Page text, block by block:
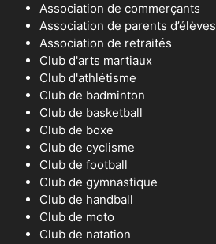
Association de commerçants
Association de parents d’élèves
Association de retraités
Club d'arts martiaux
Club d'athlétisme
Club de badminton
Club de basketball
Club de boxe
Club de cyclisme
Club de football
Club de gymnastique
Club de handball
Club de moto
Club de natation